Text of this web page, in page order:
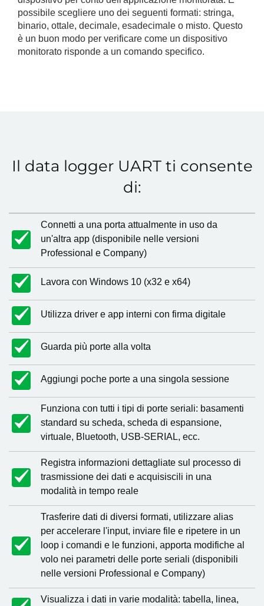
possibile scegliere uno dei seguenti formati: stringa,
binario, ottale, decimale, esadecimale o misto. Questo
è un buon modo per verificare come un dispositivo
monitorato risponde a un comando specifico.
Il data logger UART ti consente
di:
Connetti a una porta attualmente in uso da
un'altra app (disponibile nelle versioni
Professional e Company)
Lavora con Windows 10 (x32 e x64)
Utilizza driver e app interni con firma digitale
Guarda più porte alla volta
Aggiungi poche porte a una singola sessione
Funziona con tutti i tipi di porte seriali: basamenti
standard su scheda, scheda di espansione,
virtuale, Bluetooth, USB-SERIAL, ecc.
Registra informazioni dettagliate sul processo di
trasmissione dei dati e acquisiscili in una
modalità in tempo reale
Trasferire dati di diversi formati, utilizzare alias
per accelerare l'input, inviare file e ripetere in un
loop i comandi e le funzioni, apporta modifiche al
volo nei parametri delle porte seriali (disponibili
nelle versioni Professional e Company)
Visualizza i dati in varie modalità: tabella, linea,